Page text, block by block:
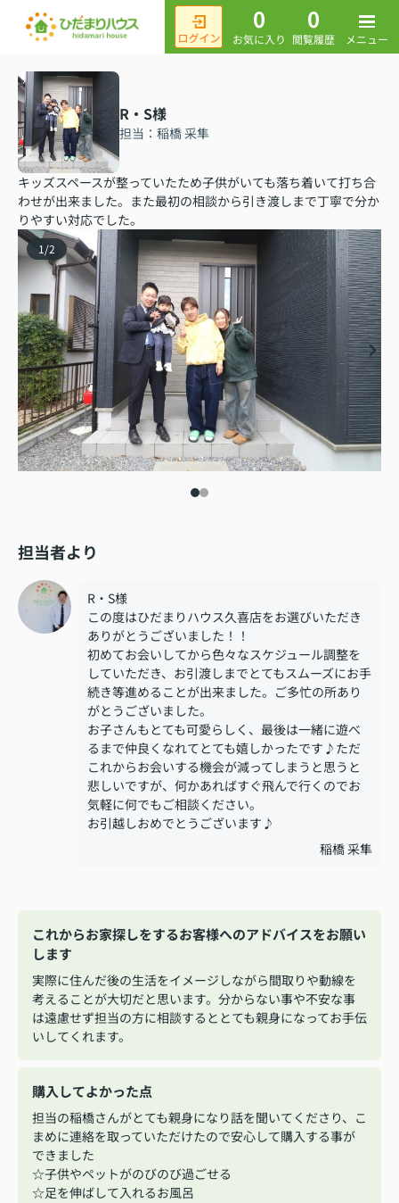
0
お気に入り
0
閲覧履歴 メニュー
R・S様
担当：稲橋 采隼
キッズスペースが整っていたため子供がいても落ち着いて打ち合
わせが出来ました。また最初の相談から引き渡しまで丁寧で分か
りやすい対応でした。
1/2
担当者より
R・S様
この度はひだまりハウス久喜店をお選びいただき
ありがとうございました！！
初めてお会いしてから色々なスケジュール調整を
していただき、お引渡しまでとてもスムーズにお手
続き等進めることが出来ました。ご多忙の所あり
がとうございました。
お子さんもとても可愛らしく、最後は一緒に遊べ
るまで仲良くなれてとても嬉しかったです♪ただ
これからお会いする機会が減ってしまうと思うと
悲しいですが、何かあればすぐ飛んで行くのでお
気軽に何でもご相談ください。
お引越しおめでとうございます♪
稲橋 采隼
これからお家探しをするお客様へのアドバイスをお願い
します
実際に住んだ後の生活をイメージしながら間取りや動線を
考えることが大切だと思います。分からない事や不安な事
は遠慮せず担当の方に相談するととても親身になってお手伝
いしてくれます。
購入してよかった点
担当の稲橋さんがとても親身になり話を聞いてくださり、こ
まめに連絡を取っていただけたので安心して購入する事が
できました
☆子供やペットがのびのび過ごせる
☆足を伸ばして入れるお風呂